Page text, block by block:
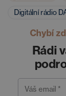
Digitální rádio
Chybí
Rádi
Váš email *